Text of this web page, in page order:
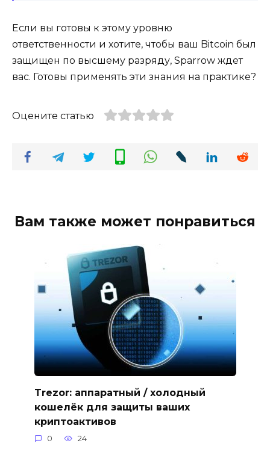
Если вы готовы к этому уровню
ответственности и хотите, чтобы ваш Bitcoin был
защищен по высшему разряду, Sparrow ждет
вас. Готовы применять эти знания на практике?
Оцените статью
Вам также может понравиться
Trezor: аппаратный / холодный
кошелёк для защиты ваших
криптоактивов
0 24